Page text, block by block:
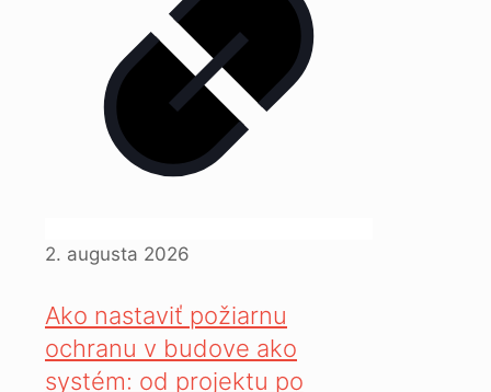
2. augusta 2026
Ako nastaviť požiarnu
ochranu v budove ako
systém: od projektu po